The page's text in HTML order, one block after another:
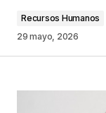
Your Name*
Recursos Humanos
29 mayo, 2026